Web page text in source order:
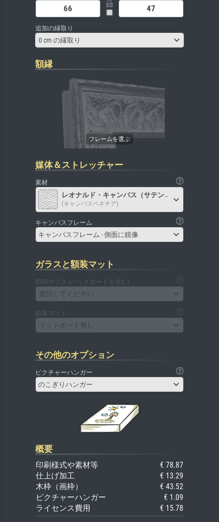
追加の縁取り
0 cm の縁取り
額縁
媒体＆ストレッチャー
素材
レオナルド・キャンバス（サテン）
(キャンバスベネチア)
キャンバスフレーム
キャンバスフレーム - 側面に鏡像
ガラスと額装マット
額用ガラス (バックボードを含む)
選択してください
額装マット
マットボード無し
その他のオプション
ピクチャーハンガー
のこぎりハンガー
概要
印刷様式や素材等
€ 78.87
仕上げ加工
€ 13.29
木枠（画枠）
€ 43.52
ピクチャーハンガー
€ 1.09
ライセンス費用
€ 15.78